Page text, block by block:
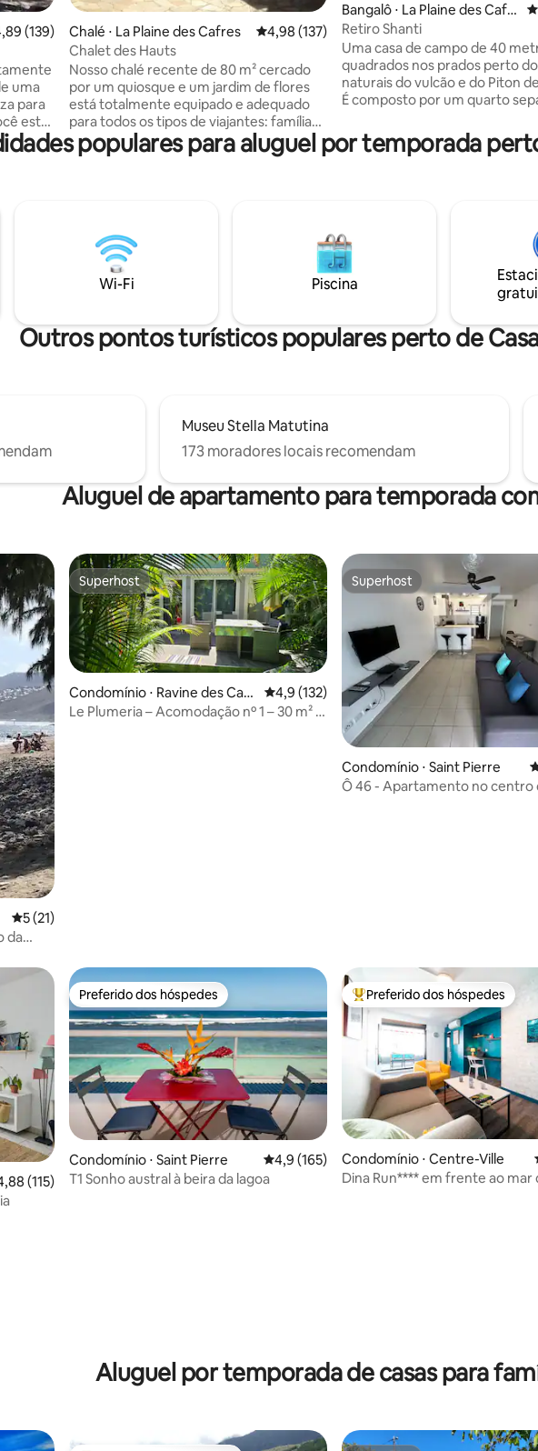
de uma avaliação média de 5, 139 avaliações
(139)
uma
para
esta
e
e
Chalé ⋅ La Plaine des Cafres 4,98 de uma avaliação média de 5, 137
4,98 (137)
Chalet des Hauts
Nosso chalé recente de 80 m² cercado
por um quiosque e um jardim de flores
está totalmente equipado e adequado
para todos os tipos de viajantes: família
com crianças, com amigos ou sozinho.
Muito aconchegante e confortável, você
padaria, supermercado, médicos, banco,
lavanderia...) para uma estadia bem-
sucedida. Dúvidas? Tentaremos
respondê-las da melhor forma possível.
Bangalô ⋅ La Plaine des Cafr
es
Retiro Shanti
Uma casa de campo de 40
quadrados nos prados perto
naturais do vulcão e do Piton
É composto por um quarto
sanitários, uma sala de estar
Sat, Wi-Fi gratuito e cozinha
um falante fluente de inglês,
nas proximidades, está
disponível para ajudá-lo a
descoberta da ilha uma
única.
populares para aluguel por temporada
Wi-Fi Piscina
Outros pontos turísticos populares perto de
Museu Stella Matutina
173 moradores locais recomendam
Aluguel de apartamento para temporada
5 de uma avaliação média de 5, 21 avaliações
5 (21)
da
Superhost
Superhost
Condomínio ⋅ Ravine des Cabr
is
4,9 de uma avaliação média de 5, 132
4,9 (132)
Le Plumeria – Acomodação nº 1 – 30 m² –
Superhost
Superhost
Condomínio ⋅ Saint Pierre
Ô 46 - Apartamento no centro
de uma avaliação média de 5, 115 avaliações
(115)
Preferido dos hóspedes
Preferido dos hóspedes
Condomínio ⋅ Saint Pierre 4,9 de uma avaliação média de 5, 165
4,9 (165)
T1 Sonho austral à beira da lagoa
Entre os melhores preferidos
Preferido dos hóspedes
Condomínio ⋅ Centre-Ville
Dina Run**** em frente ao mar
Aluguel por temporada de casas para